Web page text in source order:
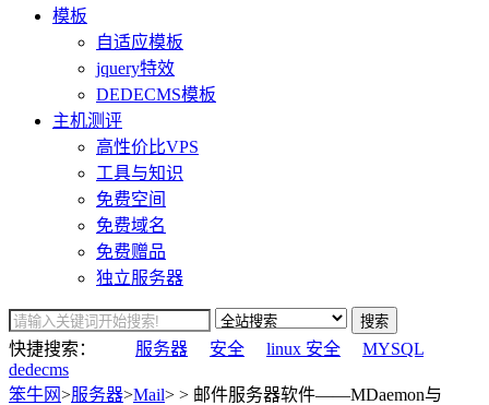
模板
自适应模板
jquery特效
DEDECMS模板
主机测评
高性价比VPS
工具与知识
免费空间
免费域名
免费赠品
独立服务器
搜索
快捷搜索： 服务器 安全 linux 安全
MYSQL
dedecms
笨牛网>服务器>Mail> > 邮件服务器软件——MDaemon与